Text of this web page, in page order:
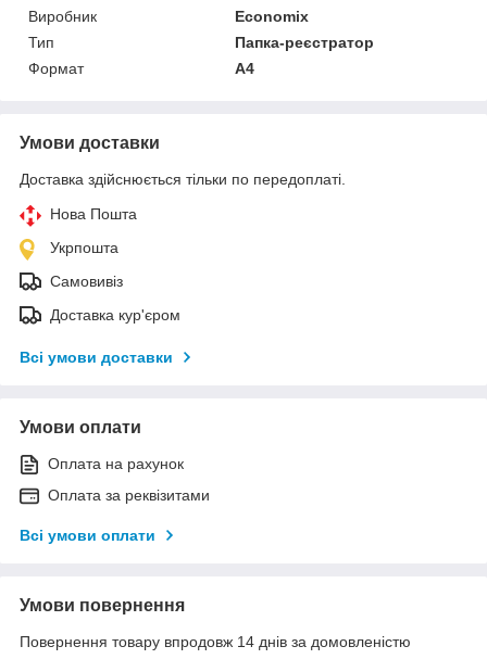
Виробник
Economix
Тип
Папка-реєстратор
Формат
A4
Умови доставки
Доставка здійснюється тільки по передоплаті.
Нова Пошта
Укрпошта
Самовивіз
Доставка кур'єром
Всі умови доставки
Умови оплати
Оплата на рахунок
Оплата за реквізитами
Всі умови оплати
Умови повернення
Повернення товару впродовж 14 днів за домовленістю